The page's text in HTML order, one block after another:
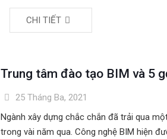
CHI TIẾT
Trung tâm đào tạo BIM và 5
25 Tháng Ba, 2021
Ngành xây dựng chắc chắn đã trải qua
trong vài năm qua. Công nghệ BIM hiện